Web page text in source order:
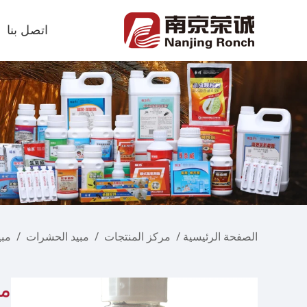
اتصل بنا
الصفحة الرئيسية / مركز المنتجات / مبيد الحشرات /